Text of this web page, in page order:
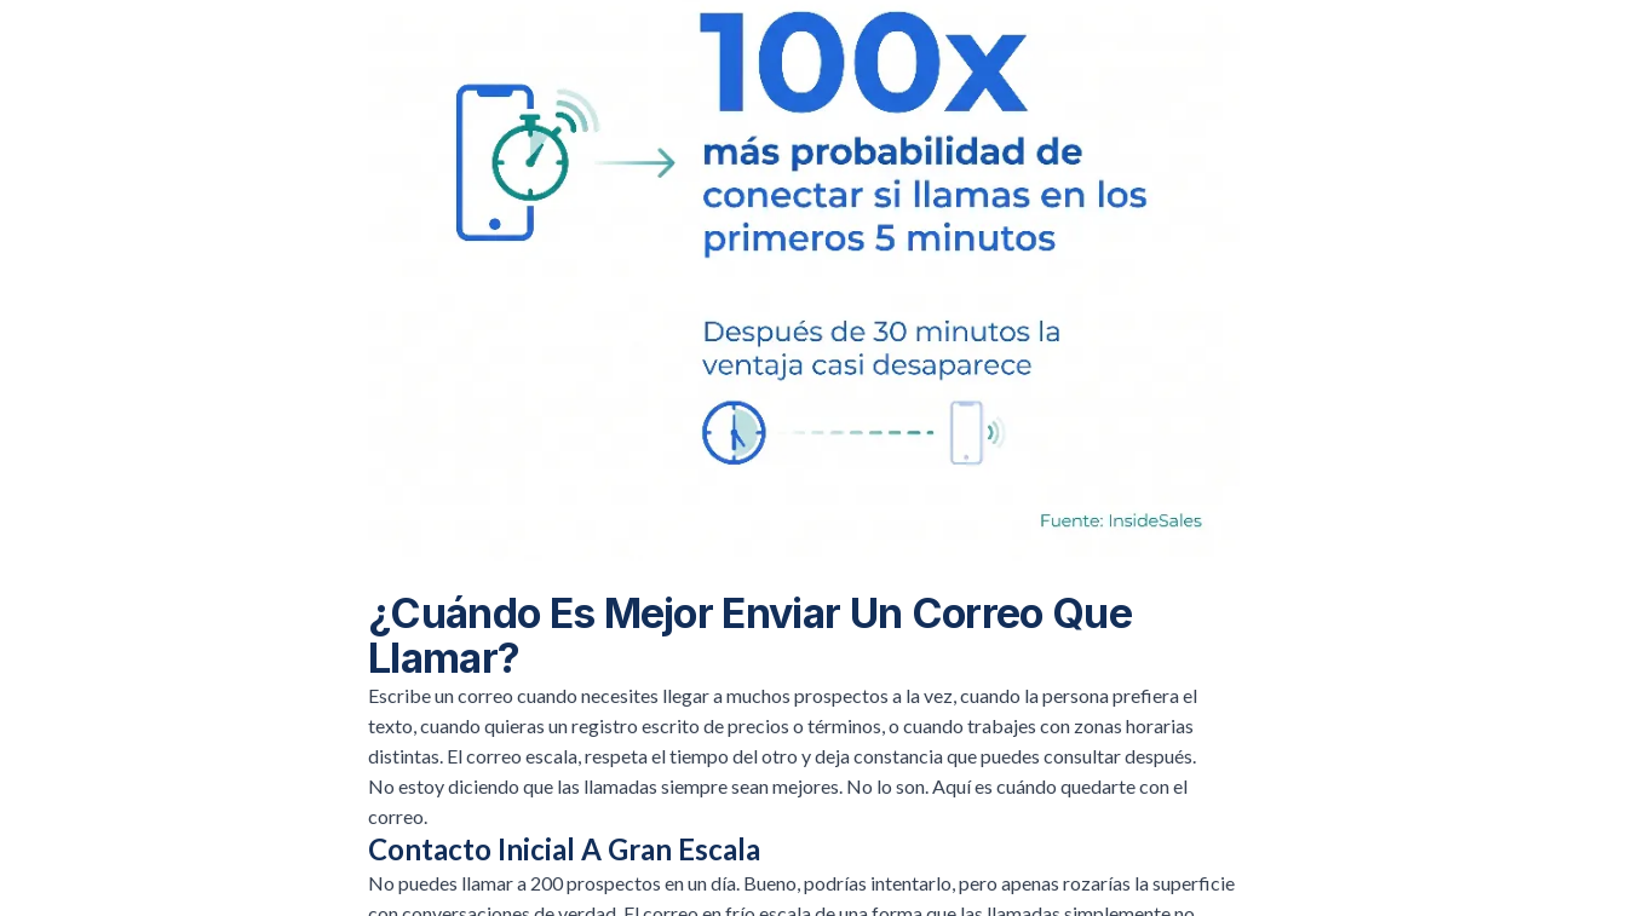
¿Cuándo Es Mejor Enviar Un Correo Que
Llamar?
Escribe un correo cuando necesites llegar a muchos prospectos a la vez, cuando la persona prefiera el
texto, cuando quieras un registro escrito de precios o términos, o cuando trabajes con zonas horarias
distintas. El correo escala, respeta el tiempo del otro y deja constancia que puedes consultar después.
No estoy diciendo que las llamadas siempre sean mejores. No lo son. Aquí es cuándo quedarte con el
correo.
Contacto Inicial A Gran Escala
No puedes llamar a 200 prospectos en un día. Bueno, podrías intentarlo, pero apenas rozarías la superficie